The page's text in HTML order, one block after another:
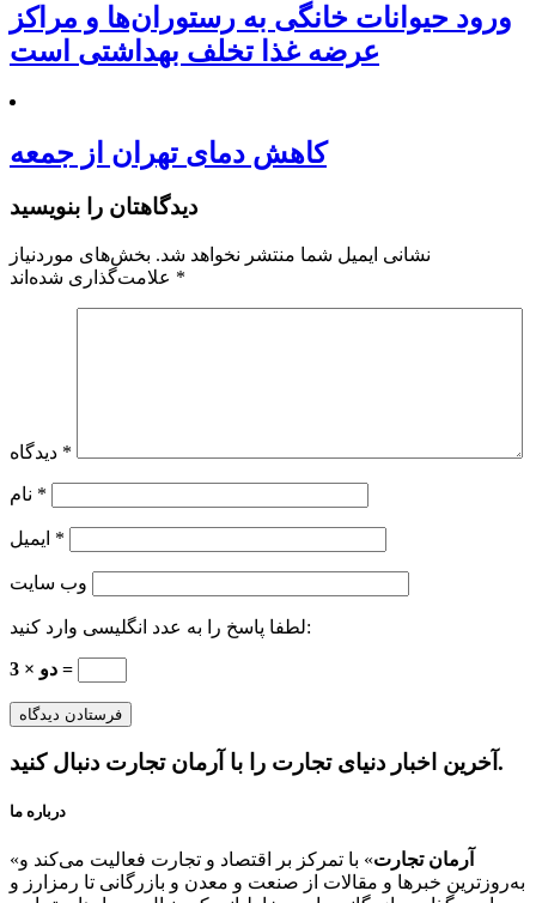
ورود حیوانات خانگی به رستوران‌ها و مراکز
عرضه غذا تخلف بهداشتی است
کاهش دمای تهران از جمعه
دیدگاهتان را بنویسید
نشانی ایمیل شما منتشر نخواهد شد. بخش‌های موردنیاز
*
*
*
*
وب‌ سایت
لطفا پاسخ را به عدد انگلیسی وارد کنید:
دو × 3 =
آخرین اخبار دنیای تجارت را با آرمان تجارت دنبال کنید.
درباره ما
« آرمان تجارت» با تمرکز بر اقتصاد و تجارت فعالیت می‌کند و
به‌روزترین خبرها و مقالات از صنعت و معدن و بازرگانی تا رمزارز و